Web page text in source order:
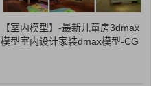
【室内模型】-最新儿童房3dmax
模型室内设计家装dmax模型-CG